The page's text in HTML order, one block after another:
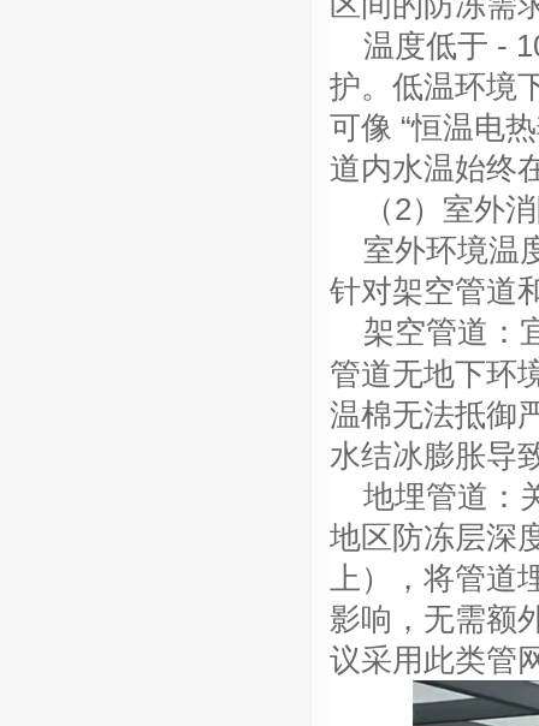
温度低于 -
护。低温环境
可像 “恒温电
道内水温始终
（2）室外
室外环境温
针对架空管道
架空管道：
管道无地下环
温棉无法抵御
水结冰膨胀导
地埋管道：
地区防冻层深
上），将管
影响，无需额
议采用此类管